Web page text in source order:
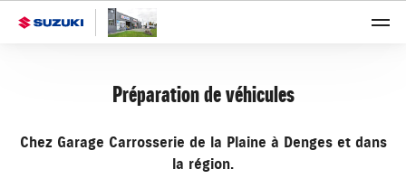
Préparation de véhicules
Chez Garage Carrosserie de la Plaine à Denges et dans
la région.